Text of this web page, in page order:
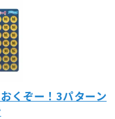
くぞー！3パターン